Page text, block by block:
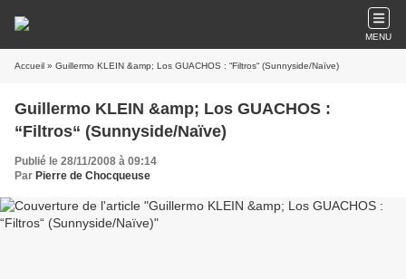
MENU
Accueil » Guillermo KLEIN &amp; Los GUACHOS : “Filtros“ (Sunnyside/Naïve)
Guillermo KLEIN &amp; Los GUACHOS :
“Filtros“ (Sunnyside/Naïve)
Publié le 28/11/2008 à 09:14
Par Pierre de Chocqueuse